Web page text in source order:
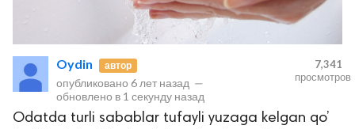
Oydin автор
опубликовано 6 лет назад —
обновлено в 1 секунду назад
7,341
просмотров
Odatda turli sabablar tufayli yuzaga kelgan qo’